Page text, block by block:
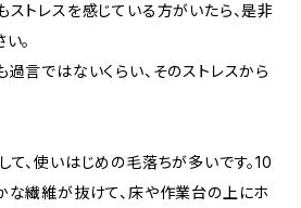
ストレスを感じている方がいたら、是非
。
過言ではないくらい、そのストレスから
て、使いはじめの毛落ちが多いです。10
な繊維が抜けて、床や作業台の上にホ